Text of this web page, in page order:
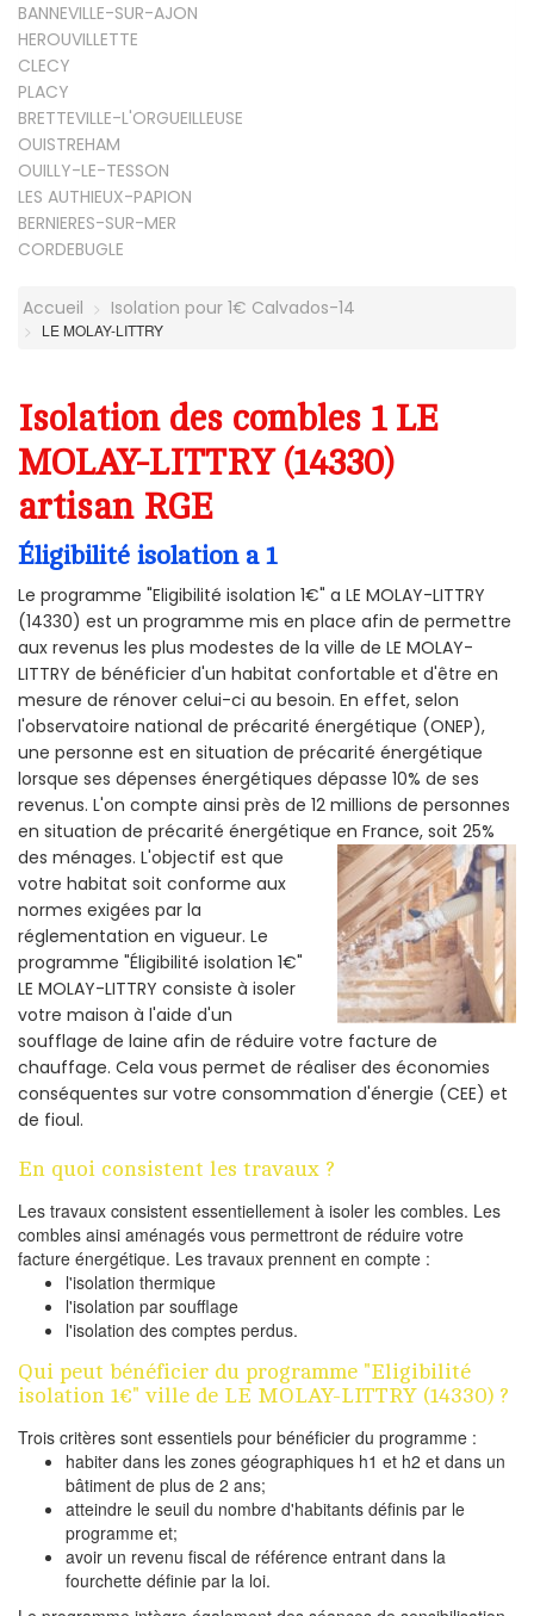
BANNEVILLE-SUR-AJON
HEROUVILLETTE
CLECY
PLACY
BRETTEVILLE-L'ORGUEILLEUSE
OUISTREHAM
OUILLY-LE-TESSON
LES AUTHIEUX-PAPION
BERNIERES-SUR-MER
CORDEBUGLE
Accueil Isolation pour 1€ Calvados-14
LE MOLAY-LITTRY
Isolation des combles 1 LE
MOLAY-LITTRY (14330)
artisan RGE
Éligibilité isolation a 1
Le programme "Eligibilité isolation 1€" a LE MOLAY-LITTRY
(14330) est un programme mis en place afin de permettre
aux revenus les plus modestes de la ville de LE MOLAY-
LITTRY de bénéficier d'un habitat confortable et d'être en
mesure de rénover celui-ci au besoin. En effet, selon
l'observatoire national de précarité énergétique (ONEP),
une personne est en situation de précarité énergétique
lorsque ses dépenses énergétiques dépasse 10% de ses
revenus. L'on compte ainsi près de 12 millions de personnes
en situation de précarité énergétique en France, soit 25%
des ménages. L'objectif est que
votre habitat soit conforme aux
normes exigées par la
réglementation en vigueur. Le
programme "Éligibilité isolation 1€"
LE MOLAY-LITTRY consiste à isoler
votre maison à l'aide d'un
soufflage de laine afin de réduire votre facture de
chauffage. Cela vous permet de réaliser des économies
conséquentes sur votre consommation d'énergie (CEE) et
de fioul.
En quoi consistent les travaux ?
Les travaux consistent essentiellement à isoler les combles. Les
combles ainsi aménagés vous permettront de réduire votre
facture énergétique. Les travaux prennent en compte :
l'isolation thermique
l'isolation par soufflage
l'isolation des comptes perdus.
Qui peut bénéficier du programme "Eligibilité
isolation 1€" ville de LE MOLAY-LITTRY (14330) ?
Trois critères sont essentiels pour bénéficier du programme :
habiter dans les zones géographiques h1 et h2 et dans un
bâtiment de plus de 2 ans;
atteindre le seuil du nombre d'habitants définis par le
programme et;
avoir un revenu fiscal de référence entrant dans la
fourchette définie par la loi.